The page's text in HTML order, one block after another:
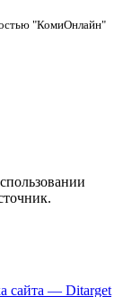
"КомиОнлайн"
сайта — Ditarget